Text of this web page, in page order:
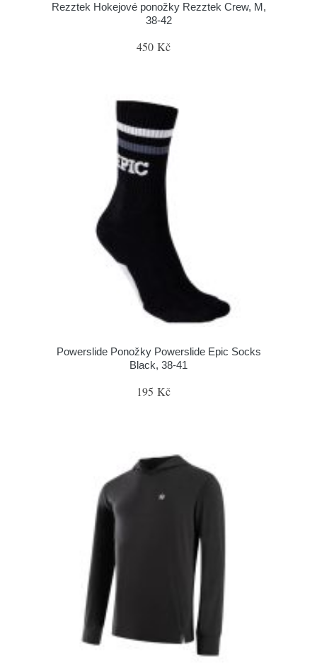
Rezztek Hokejové ponožky Rezztek Crew, M,
38-42
450 Kč
Powerslide Ponožky Powerslide Epic Socks
Black, 38-41
195 Kč